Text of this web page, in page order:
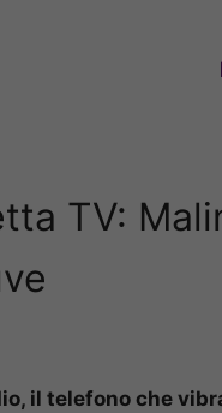
TV:
il telefono che